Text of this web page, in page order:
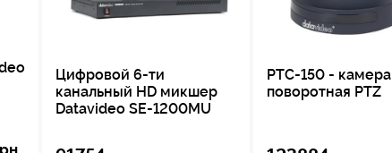
Цифровой 6-ти
канальный HD микшер
Datavideo SE-1200MU
PTC-150 - камера
поворотная PTZ